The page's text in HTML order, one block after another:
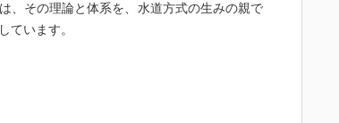
、その理論と体系を、水道方式の生みの親で
ています。